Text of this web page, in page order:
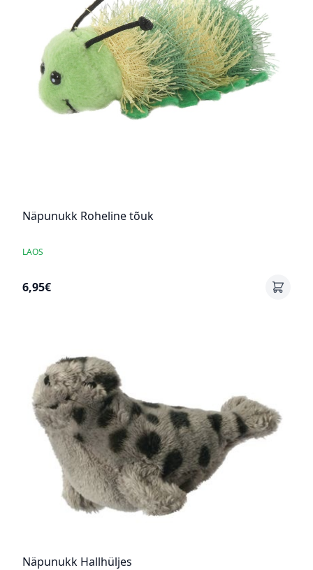
Näpunukk Roheline tõuk
LAOS
6,95€
Näpunukk Hallhüljes